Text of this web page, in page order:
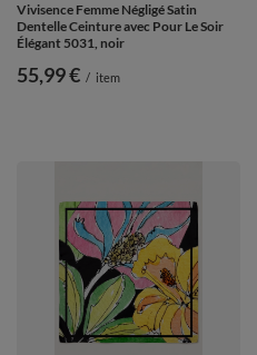
Vivisence Femme Négligé Satin
Dentelle Ceinture avec Pour Le Soir
Élégant 5031, noir
55,99 € / item